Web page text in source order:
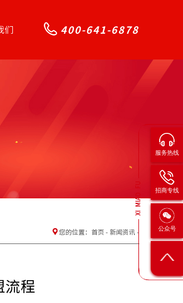
们 400-641-6878
您的位置： 首页 - 新闻资讯 -
流程
服务热线
招商专线
公众号